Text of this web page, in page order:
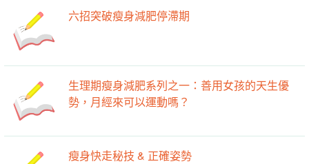
六招突破瘦身減肥停滯期
生理期瘦身減肥系列之一：善用女孩的天生優
勢，月經來可以運動嗎？
瘦身快走秘技 & 正確姿勢